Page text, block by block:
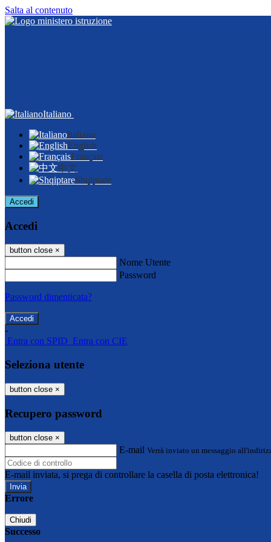
Salta al contenuto
Italiano
Italiano
English
Français
中文
Shqiptare
Accedi
Accedi
button close ×
Nome Utente
Password
Password dimenticata?
-
Entra con SPID Entra con CIE
Seleziona utente
button close ×
Recupero password
button close ×
E-mail Verrà inviato un messaggio
E-mail inviata, si prega di controllare la casella di posta elettronica!
Errore
Chiudi
Successo